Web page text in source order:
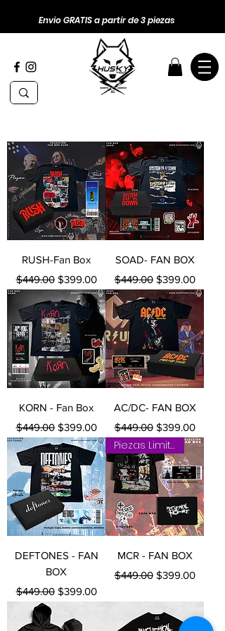
Envio GRATIS a partir de 3 piezas
RUSH-Fan Box
Precio
$449.00 Precio de oferta
$399.00
SOAD- FAN BOX
Precio
$449.00 Precio de oferta
$399.00
KORN - Fan Box
Precio
$449.00 Precio de oferta
$399.00
AC/DC- FAN BOX
Precio
$449.00 Precio de oferta
$399.00
DEFTONES - FAN
BOX
Precio
$449.00 Precio de oferta
$399.00
Piezas Limitadas
MCR - FAN BOX
Precio
$449.00 Precio de oferta
$399.00